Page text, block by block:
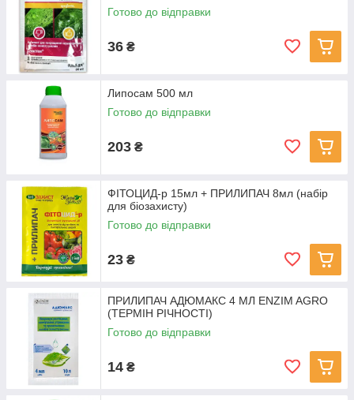
Готово до відправки
36 ₴
Липосам 500 мл
Готово до відправки
203 ₴
ФІТОЦИД-р 15мл + ПРИЛИПАЧ 8мл (набір
для біозахисту)
Готово до відправки
23 ₴
ПРИЛИПАЧ АДЮМАКС 4 МЛ ENZIM AGRO
(ТЕРМІН РІЧНОСТІ)
Готово до відправки
14 ₴